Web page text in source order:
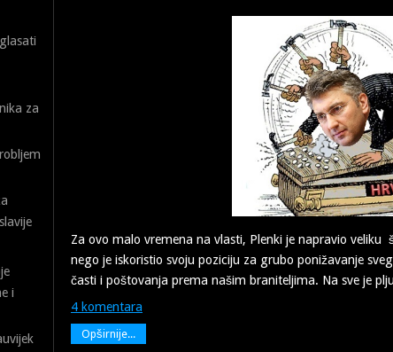
za
i
Za ovo malo vremena na vlasti, Plenki je napravio
nego je iskoristio svoju poziciju za grubo ponižavanje
časti i poštovanja prema našim braniteljima. Na sve je
4 komentara
Opširnije...